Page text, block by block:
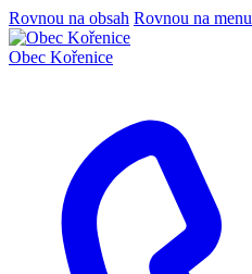
Rovnou na obsah Rovnou na menu
Obec Kořenice